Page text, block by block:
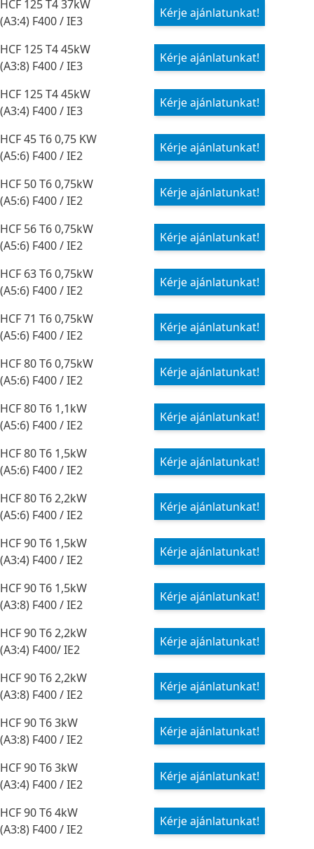
HCF 125 T4 37kW
(A3:4) F400 / IE3
Kérje ajánlatunkat!
HCF 125 T4 45kW
(A3:8) F400 / IE3
Kérje ajánlatunkat!
HCF 125 T4 45kW
(A3:4) F400 / IE3
Kérje ajánlatunkat!
HCF 45 T6 0,75 KW
(A5:6) F400 / IE2
Kérje ajánlatunkat!
HCF 50 T6 0,75kW
(A5:6) F400 / IE2
Kérje ajánlatunkat!
HCF 56 T6 0,75kW
(A5:6) F400 / IE2
Kérje ajánlatunkat!
HCF 63 T6 0,75kW
(A5:6) F400 / IE2
Kérje ajánlatunkat!
HCF 71 T6 0,75kW
(A5:6) F400 / IE2
Kérje ajánlatunkat!
HCF 80 T6 0,75kW
(A5:6) F400 / IE2
Kérje ajánlatunkat!
HCF 80 T6 1,1kW
(A5:6) F400 / IE2
Kérje ajánlatunkat!
HCF 80 T6 1,5kW
(A5:6) F400 / IE2
Kérje ajánlatunkat!
HCF 80 T6 2,2kW
(A5:6) F400 / IE2
Kérje ajánlatunkat!
HCF 90 T6 1,5kW
(A3:4) F400 / IE2
Kérje ajánlatunkat!
HCF 90 T6 1,5kW
(A3:8) F400 / IE2
Kérje ajánlatunkat!
HCF 90 T6 2,2kW
(A3:4) F400/ IE2
Kérje ajánlatunkat!
HCF 90 T6 2,2kW
(A3:8) F400 / IE2
Kérje ajánlatunkat!
HCF 90 T6 3kW
(A3:8) F400 / IE2
Kérje ajánlatunkat!
HCF 90 T6 3kW
(A3:4) F400 / IE2
Kérje ajánlatunkat!
HCF 90 T6 4kW
(A3:8) F400 / IE2
Kérje ajánlatunkat!